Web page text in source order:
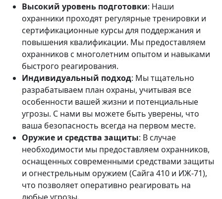
Высокий уровень подготовки: Наши
охранники проходят регулярные тренировки и
сертификационные курсы для поддержания и
повышения квалификации. Мы предоставляем
охранников с многолетним опытом и навыками
быстрого реагирования.
Индивидуальный подход: Мы тщательно
разрабатываем план охраны, учитывая все
особенности вашей жизни и потенциальные
угрозы. С нами вы можете быть уверены, что
ваша безопасность всегда на первом месте.
Оружие и средства защиты: В случае
необходимости мы предоставляем охранников,
оснащенных современными средствами защиты
и огнестрельным оружием (Сайга 410 и ИЖ-71),
что позволяет оперативно реагировать на